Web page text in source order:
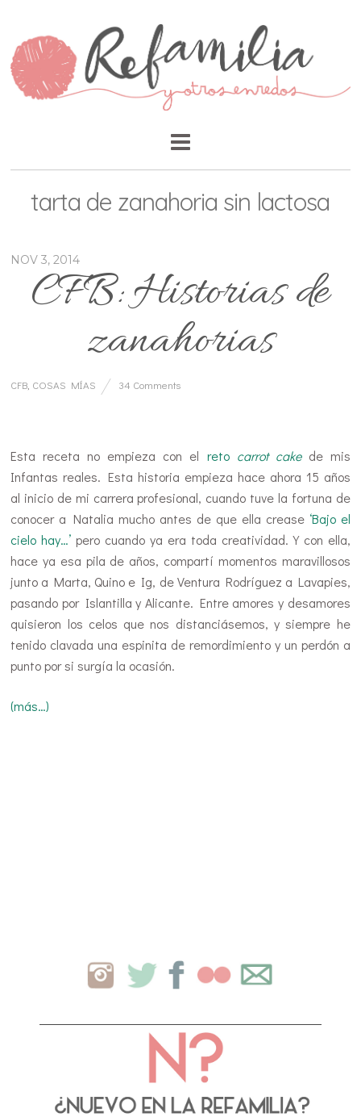
tarta de zanahoria sin lactosa
NOV 3, 2014
CFB: Historias de
zanahorias
CFB COSAS MÍAS 34 Comments
Esta receta no empieza con el retocarrot cakede mis
Infantas reales. Esta historia empieza hace ahora 15 años
al inicio de mi carrera profesional, cuando tuve la fortuna de
conocer a Natalia mucho antes de que ella crease ‘Bajo el
cielo hay…’ pero cuando ya era toda creatividad. Y con ella,
hace ya esa pila de años, compartí momentos maravillosos
junto a Marta, Quino e Ig, de Ventura Rodríguez a Lavapies,
pasando por Islantilla y Alicante. Entre amores y desamores
quisieron los celos que nos distanciásemos, y siempre he
tenido clavada una espinita de remordimiento y un perdón a
punto por si surgía la ocasión.
(más…)